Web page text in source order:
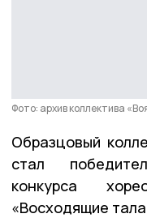
Фото: архив коллектива
Образцовый
стал
конкурса
«Восходящие